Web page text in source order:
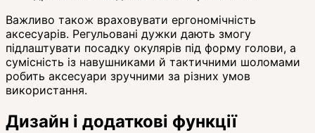
Важливо також враховувати ергономічність
аксесуарів. Регульовані дужки дають змогу
підлаштувати посадку окулярів під форму голови, а
сумісність із навушниками й тактичними шоломами
робить аксесуари зручними за різних умов
використання.
Дизайн і додаткові функції